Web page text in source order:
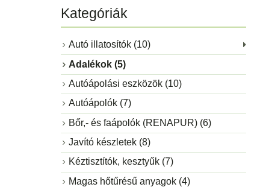
Kategóriák
Autó illatosítók (10)
Adalékok (5)
Autóápolási eszközök (10)
Autóápolók (7)
Bőr,- és faápolók (RENAPUR) (6)
Javító készletek (8)
Kéztisztítók, kesztyűk (7)
Magas hőtűrésű anyagok (4)